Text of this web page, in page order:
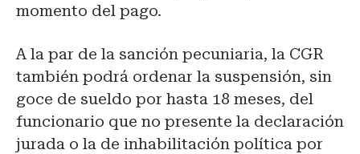
momento del pago.
A la par de la sanción pecuniaria, la CGR
también podrá ordenar la suspensión, sin
goce de sueldo por hasta 18 meses, del
funcionario que no presente la declaración
jurada o la de inhabilitación política por